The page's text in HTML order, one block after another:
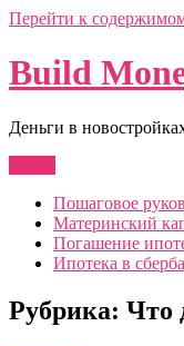
Перейти к
Build
Деньги в
Пошаговое
Материнский
Погашение
Ипотека в
Рубрика: Что